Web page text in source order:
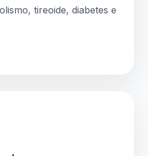
tireoide, diabetes e